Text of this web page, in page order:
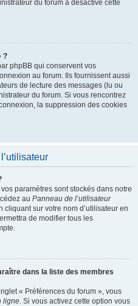
du forum a désactivé cette
?
phpBB qui conservent vos
au forum. Ils fournissent aussi
de lecture des messages (lu ou
du forum. Si vous rencontrez
la suppression des cookies
paramètres sont stockés dans notre
au Panneau de l’utilisateur
sur votre nom d’utilisateur en
de modifier tous les
dans la liste des membres
« Préférences du forum », vous
ligne. Si vous activez cette option vous